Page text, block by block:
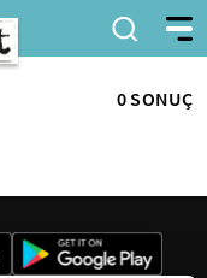
0 SONUÇ